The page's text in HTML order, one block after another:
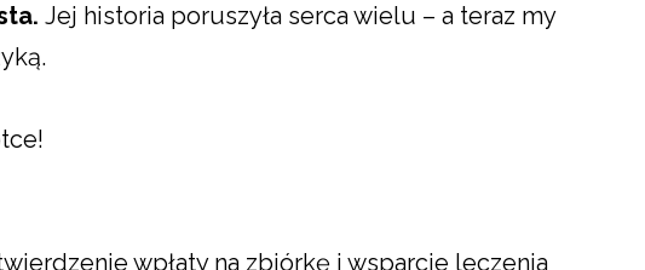
Jej historia poruszyła serca wielu – a teraz my
wpłaty na zbiórkę i wsparcie leczenia